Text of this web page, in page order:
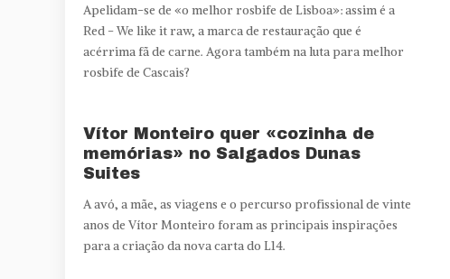
Apelidam-se de «o melhor rosbife de Lisboa»: assim é a
Red - We like it raw, a marca de restauração que é
acérrima fã de carne. Agora também na luta para melhor
rosbife de Cascais?
Vítor Monteiro quer «cozinha de
memórias» no Salgados Dunas
Suites
A avó, a mãe, as viagens e o percurso profissional de vinte
anos de Vítor Monteiro foram as principais inspirações
para a criação da nova carta do L14.